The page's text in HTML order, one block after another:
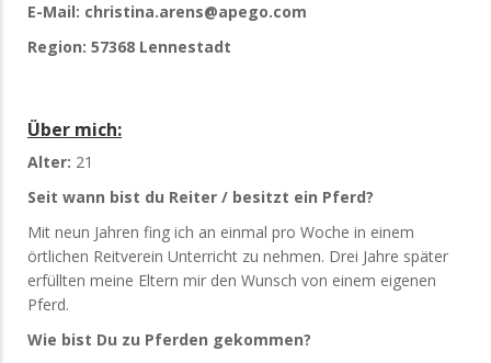
E-Mail: christina.arens@apego.com
Region: 57368 Lennestadt
Über mich:
Alter: 21
Seit wann bist du Reiter / besitzt ein Pferd?
Mit neun Jahren fing ich an einmal pro Woche in einem
örtlichen Reitverein Unterricht zu nehmen. Drei Jahre später
erfüllten meine Eltern mir den Wunsch von einem eigenen
Pferd.
Wie bist Du zu Pferden gekommen?